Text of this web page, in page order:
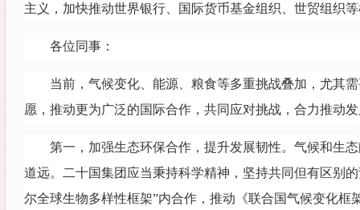
主义，加快推动世界银行、国际货币基金组织、世贸组织
各位同事：
当前，气候变化、能源、粮食等多重挑战叠加，尤其
愿，推动更为广泛的国际合作，共同应对挑战，合力推动
第一，加强生态环保合作，提升发展韧性。气候和生
道远。二十国集团应当秉持科学精神，坚持共同但有区别
尔全球生物多样性框架”内合作，推动《联合国气候变化